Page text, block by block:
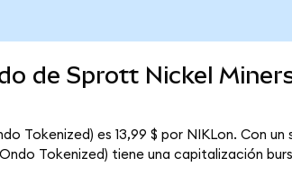
de Sprott Nickel
Tokenized) es 13,99 $ por NIKLon. Con un
Tokenized) tiene una capitalización